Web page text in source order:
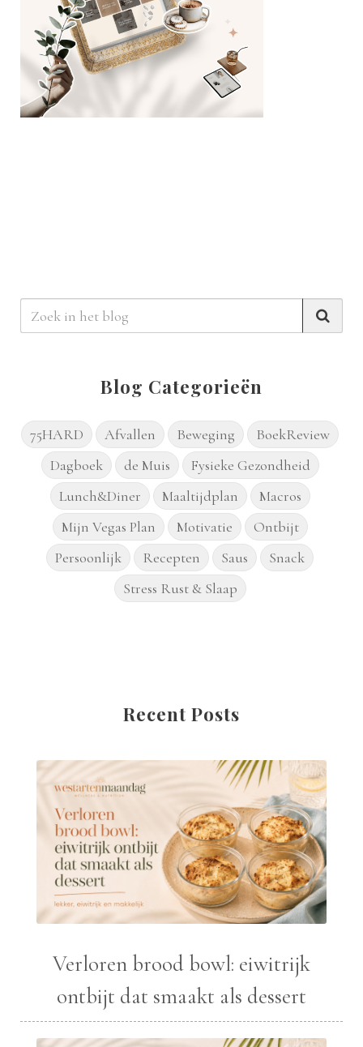
Blog Categorieën
75HARD Afvallen Beweging
BoekReview
Dagboek
de Muis
Fysieke Gezondheid
Lunch&Diner
Maaltijdplan
Macros
Mijn Vegas Plan
Motivatie
Ontbijt
Persoonlijk
Recepten Saus
Snack
Stress Rust & Slaap
Recent Posts
Verloren brood bowl: eiwitrijk
ontbijt dat smaakt als dessert